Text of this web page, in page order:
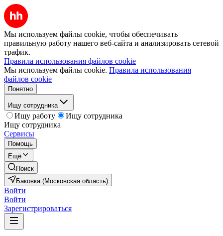
Мы используем файлы cookie, чтобы обеспечивать
правильную работу нашего веб-сайта и анализировать сетевой
трафик.
Правила использования файлов cookie
Мы используем файлы cookie. Правила использования
файлов cookie
Понятно
Ищу сотрудника
Ищу работу
Ищу сотрудника
Ищу сотрудника
Сервисы
Помощь
Ещё
Поиск
Баковка (Московская область)
Войти
Войти
Зарегистрироваться